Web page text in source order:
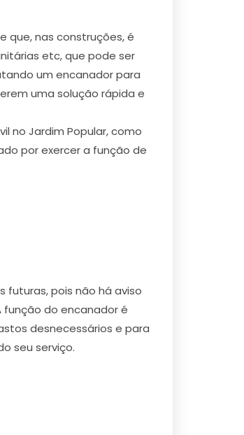
que, nas construções, é
etc, que pode ser
um encanador para
uma solução rápida e
no Jardim Popular, como
por exercer a função de
pois não há aviso
função do encanador é
desnecessários e para
seu serviço.